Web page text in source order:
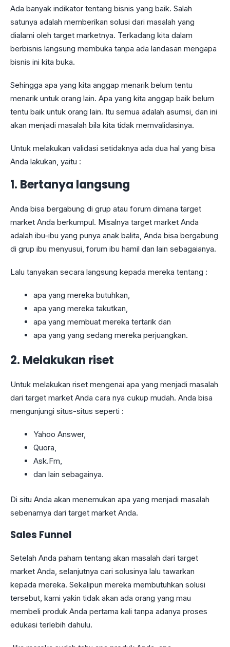
Ada banyak indikator tentang bisnis yang baik. Salah
satunya adalah memberikan solusi dari masalah yang
dialami oleh target marketnya. Terkadang kita dalam
berbisnis langsung membuka tanpa ada landasan mengapa
bisnis ini kita buka.
Sehingga apa yang kita anggap menarik belum tentu
menarik untuk orang lain. Apa yang kita anggap baik belum
tentu baik untuk orang lain. Itu semua adalah asumsi, dan ini
akan menjadi masalah bila kita tidak memvalidasinya.
Untuk melakukan validasi setidaknya ada dua hal yang bisa
Anda lakukan, yaitu :
1. Bertanya langsung
Anda bisa bergabung di grup atau forum dimana target
market Anda berkumpul. Misalnya target market Anda
adalah ibu-ibu yang punya anak balita, Anda bisa bergabung
di grup ibu menyusui, forum ibu hamil dan lain sebagaianya.
Lalu tanyakan secara langsung kepada mereka tentang :
apa yang mereka butuhkan,
apa yang mereka takutkan,
apa yang membuat mereka tertarik dan
apa yang yang sedang mereka perjuangkan.
2. Melakukan riset
Untuk melakukan riset mengenai apa yang menjadi masalah
dari target market Anda cara nya cukup mudah. Anda bisa
mengunjungi situs-situs seperti :
Yahoo Answer,
Quora,
Ask.Fm,
dan lain sebagainya.
Di situ Anda akan menemukan apa yang menjadi masalah
sebenarnya dari target market Anda.
Sales Funnel
Setelah Anda paham tentang akan masalah dari target
market Anda, selanjutnya cari solusinya lalu tawarkan
kepada mereka. Sekalipun mereka membutuhkan solusi
tersebut, kami yakin tidak akan ada orang yang mau
membeli produk Anda pertama kali tanpa adanya proses
edukasi terlebih dahulu.